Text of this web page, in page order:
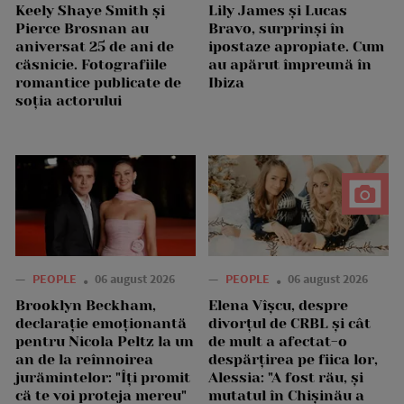
Keely Shaye Smith și
Pierce Brosnan au
aniversat 25 de ani de
căsnicie. Fotografiile
romantice publicate de
soția actorului
Lily James și Lucas
Bravo, surprinși în
ipostaze apropiate. Cum
au apărut împreună în
Ibiza
— PEOPLE 06 august 2026
Brooklyn Beckham,
declarație emoționantă
pentru Nicola Peltz la un
an de la reînnoirea
jurămintelor: "Îți promit
că te voi proteja mereu"
— PEOPLE 06 august 2026
Elena Vîșcu, despre
divorțul de CRBL și cât
de mult a afectat-o
despărțirea pe fiica lor,
Alessia: "A fost rău, și
mutatul în Chișinău a